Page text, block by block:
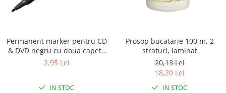
Permanent marker pentru CD
& DVD negru cu doua capete
Centrum
2,95 Lei
IN STOC
Prosop bucatarie 100 m, 2
straturi, laminat
20,13 Lei
18,20 Lei
IN STOC